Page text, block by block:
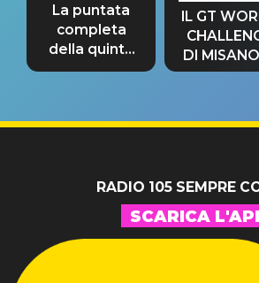
La puntata
completa
della quinta
tappa
IL GT
DI
RADIO 105 SEMPRE
SCARICA